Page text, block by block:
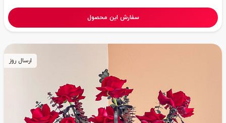
سفارش این محصول
ارسال روز